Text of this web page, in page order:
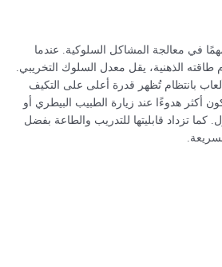
في معالجة المشاكل السلوكية. عندما
طاقته الذهنية، يقل معدل السلوك التخريبي.
بانتظام تُظهر قدرة أعلى على التكيف
أكثر هدوءًا عند زيارة الطبيب البيطري أو
كما تزداد قابليتها للتدريب والطاعة بفضل